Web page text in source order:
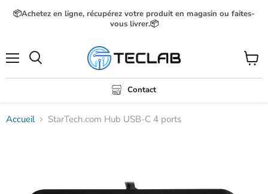
📦Achetez en ligne, récupérez votre produit en magasin ou faites-
vous livrer.📦
Contact
Voir
le
Accueil StarTech.com Hub USB-C 4 ports